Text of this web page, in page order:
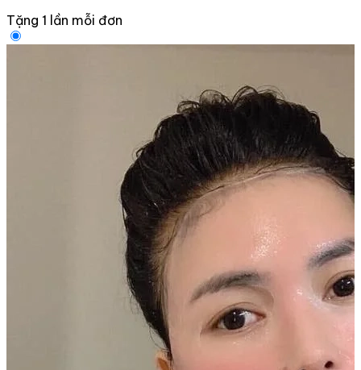
Tặng 1 lần mỗi đơn